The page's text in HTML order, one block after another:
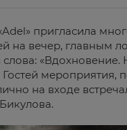
пригласила
на вечер, главным
слова: «Вдохновение.
мероприятия,
на входе